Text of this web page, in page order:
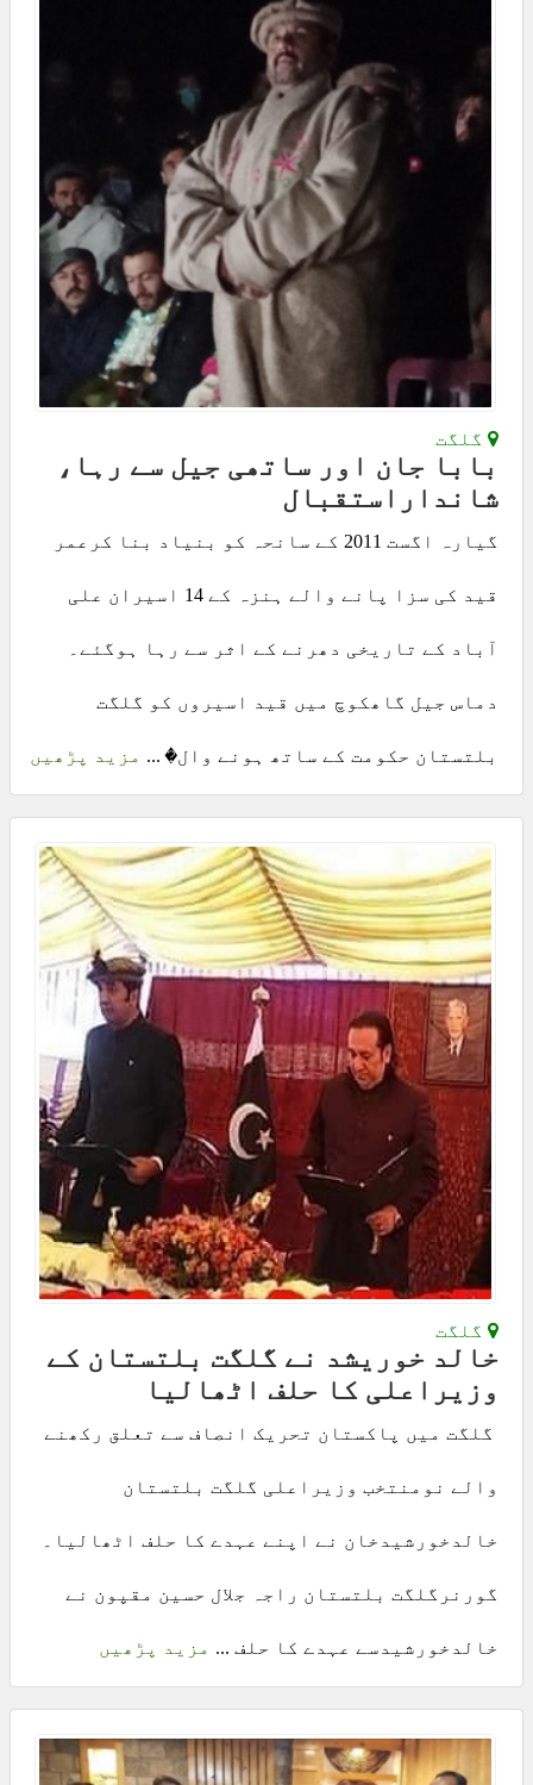
گلگت
بابا جان اور ساتھی جیل سے رہا،
شانداراستقبال
گیارہ اگست 2011 کے سانحہ کو بنیاد بنا کرعمر
قید کی سزا پانے والے ہنزہ کے 14 اسیران علی
آباد کے تاریخی دھرنے کے اثر سے رہا ہوگئے۔
دماس جیل گاھکوچ میں قید اسیروں کو گلگت
بلتستان حکومت کے ساتھ ہونے وال� ... مزید پڑھیں
گلگت
خالد خوریشد نے گلگت بلتستان کے
وزیراعلی کا حلف اٹھالیا
گلگت میں پاکستان تحریک انصاف سے تعلق رکھنے
والے نومنتخب وزیراعلی گلگت بلتستان
خالدخورشیدخان نے اپنے عہدے کا حلف اٹھالیا۔
گورنرگلگت بلتستان راجہ جلال حسین مقپون نے
خالدخورشیدسے عہدے کا حلف ... مزید پڑھیں